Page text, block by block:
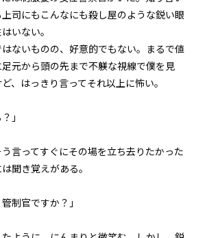
第１話
『Serial killer（連続殺人鬼）』
＜２２＞
第１話
『Serial killer（連続殺人鬼）』
＜２４＞
第２話
司にもこんなにも殺し屋のような鋭い眼
いない。
ないものの、好意的でもない。まるで値
元から頭の先まで不躾な視線で僕を見
、はっきり言ってそれ以上に怖い。
」
言ってすぐにその場を立ち去りたかった
聞き覚えがある。
制官ですか？」